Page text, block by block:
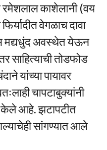
रमेशलाल काशेलानी (वय
वेगळाच दावा
मद्यधुंद अवस्थेत येऊन
साहित्याची तोडफोड
यांच्या पायावर
चापटाबुक्यांनी
केले आहे. झटापटीत
सांगण्यात आले